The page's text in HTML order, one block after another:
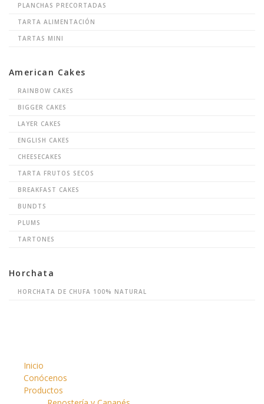
PLANCHAS PRECORTADAS
TARTA ALIMENTACIÓN
TARTAS MINI
American Cakes
RAINBOW CAKES
BIGGER CAKES
LAYER CAKES
ENGLISH CAKES
CHEESECAKES
TARTA FRUTOS SECOS
BREAKFAST CAKES
BUNDTS
PLUMS
TARTONES
Horchata
HORCHATA DE CHUFA 100% NATURAL
Inicio
Conócenos
Productos